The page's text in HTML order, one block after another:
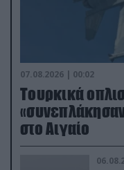
07.08.2026 | 00:02
Τουρκικά
στο Αιγαίο